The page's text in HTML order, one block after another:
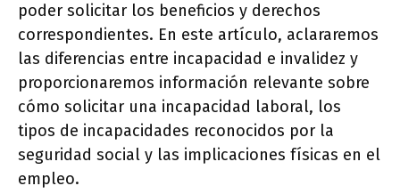
poder solicitar los beneficios y derechos
correspondientes. En este artículo, aclararemos
las diferencias entre incapacidad e invalidez y
proporcionaremos información relevante sobre
cómo solicitar una incapacidad laboral, los
tipos de incapacidades reconocidos por la
seguridad social y las implicaciones físicas en el
empleo.